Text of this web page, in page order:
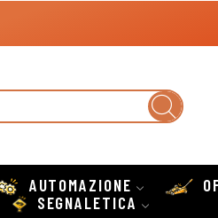
AUTOMAZIONE
SEGNALETICA